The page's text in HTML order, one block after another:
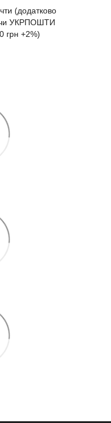
(додатково
чи УКРПОШТИ
грн +2%)